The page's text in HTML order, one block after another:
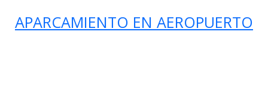
APARCAMIENTO EN AEROPUERTO